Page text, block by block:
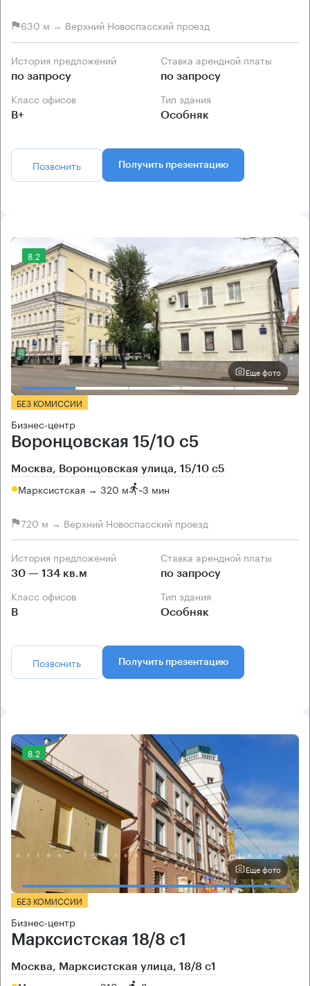
630 м → Верхний Новоспасский проезд
История предложений
по запросу
Ставка арендной платы
по запросу
Класс офисов
B+
Тип здания
Особняк
Позвонить Получить презентацию
8.2
Еще фото
БЕЗ КОМИССИИ
Бизнес-центр
Воронцовская 15/10 с5
Москва, Воронцовская улица, 15/10 с5
Марксистская → 320 м ~3 мин
720 м → Верхний Новоспасский проезд
История предложений
30 — 134 кв.м
Ставка арендной платы
по запросу
Класс офисов
B
Тип здания
Особняк
Позвонить Получить презентацию
8.2
Еще фото
БЕЗ КОМИССИИ
Бизнес-центр
Марксистская 18/8 с1
Москва, Марксистская улица, 18/8 с1